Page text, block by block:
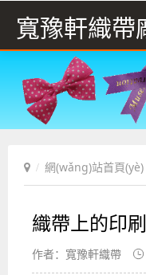
寬豫軒織帶
網(wǎng)站首頁(yè)
織帶上的印
作者：寬豫軒織帶